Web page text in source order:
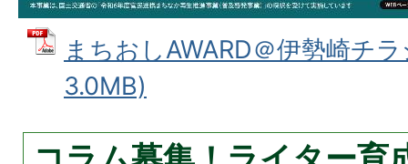
まちおしAWARD＠伊勢崎チ
3.0MB)